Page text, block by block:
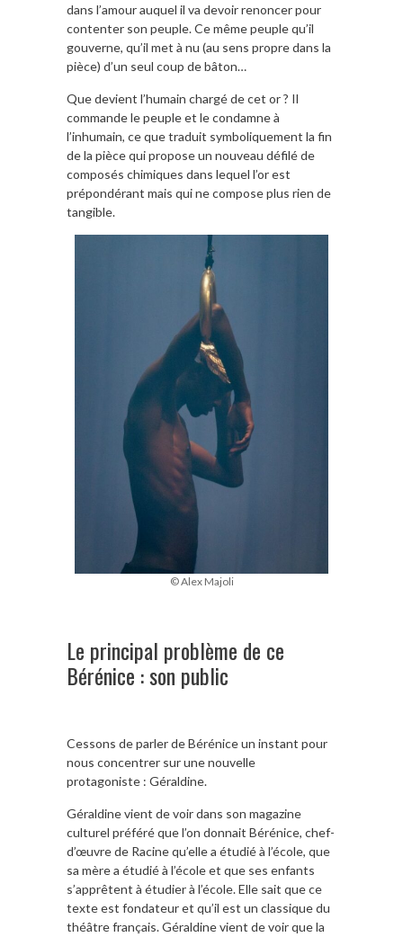
dans l’amour auquel il va devoir renoncer pour
contenter son peuple. Ce même peuple qu’il
gouverne, qu’il met à nu (au sens propre dans la
pièce) d’un seul coup de bâton…
Que devient l’humain chargé de cet or ? Il
commande le peuple et le condamne à
l’inhumain, ce que traduit symboliquement la fin
de la pièce qui propose un nouveau défilé de
composés chimiques dans lequel l’or est
prépondérant mais qui ne compose plus rien de
tangible.
© Alex Majoli
Le principal problème de ce
Bérénice : son public
Cessons de parler de Bérénice un instant pour
nous concentrer sur une nouvelle
protagoniste : Géraldine.
Géraldine vient de voir dans son magazine
culturel préféré que l’on donnait Bérénice, chef-
d’œuvre de Racine qu’elle a étudié à l’école, que
sa mère a étudié à l’école et que ses enfants
s’apprêtent à étudier à l’école. Elle sait que ce
texte est fondateur et qu’il est un classique du
théâtre français. Géraldine vient de voir que la